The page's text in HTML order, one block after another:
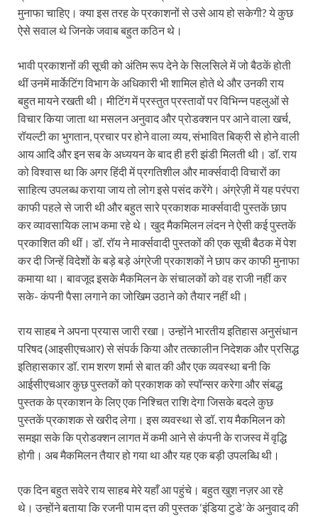
मुनाफा चाहिए। क्या इस तरह के प्रकाशनों से उसे आय हो सकेगी? ये कुछ
ऐसे सवाल थे जिनके जवाब बहुत कठिन थे।
भावी प्रकाशनों की सूची को अंतिम रूप देने के सिलसिले में जो बैठकें होती
थीं उनमें मार्केटिंग विभाग के अधिकारी भी शामिल होते थे और उनकी राय
बहुत मायने रखती थी। मीटिंग में प्रस्तुत प्रस्तावों पर विभिन्न पहलुओं से
विचार किया जाता था मसलन अनुवाद और प्रोडक्शन पर आने वाला खर्च,
रॉयल्टी का भुगतान, प्रचार पर होने वाला व्यय, संभावित बिक्री से होने वाली
आय आदि और इन सब के अध्ययन के बाद ही हरी झंडी मिलती थी। डॉ. राय
को विश्वास था कि अगर हिंदी में प्रगतिशील और मार्क्सवादी विचारों का
साहित्य उपलब्ध कराया जाय तो लोग इसे पसंद करेंगे। अंग्रेज़ी में यह परंपरा
काफी पहले से जारी थी और बहुत सारे प्रकाशक मार्क्सवादी पुस्तकें छाप
कर व्यावसायिक लाभ कमा रहे थे। खुद मैकमिलन लंदन ने ऐसी कई पुस्तकें
प्रकाशित की थीं। डॉ. रॉय ने मार्क्सवादी पुस्तकों की एक सूची बैठक में पेश
कर दी जिन्हें विदेशों के बड़े बड़े अंग्रेजी प्रकाशकों ने छाप कर काफी मुनाफा
कमाया था। बावजूद इसके मैकमिलन के संचालकों को वह राजी नहीं कर
सके- कंपनी पैसा लगाने का जोखिम उठाने को तैयार नहीं थी।
राय साहब ने अपना प्रयास जारी रखा। उन्होंने भारतीय इतिहास अनुसंधान
परिषद (आइसीएचआर) से संपर्क किया और तत्कालीन निदेशक और प्रसिद्ध
इतिहासकार डॉ. राम शरण शर्मा से बात की और एक व्यवस्था बनी कि
आईसीएचआर कुछ पुस्तकों को प्रकाशक को स्पॉन्सर करेगा और संबद्ध
पुस्तक के प्रकाशन के लिए एक निश्चित राशि देगा जिसके बदले कुछ
पुस्तकें प्रकाशक से खरीद लेगा। इस व्यवस्था से डॉ. राय मैकमिलन को
समझा सके कि प्रोडक्शन लागत में कमी आने से कंपनी के राजस्व में वृद्धि
होगी। अब मैकमिलन तैयार हो गया था और यह एक बड़ी उपलब्धि थी।
एक दिन बहुत सवेरे राय साहब मेरे यहाँ आ पहुंचे। बहुत खुश नज़र आ रहे
थे। उन्होंने बताया कि रजनी पाम दत्त की पुस्तक ‘इंडिया टुडे’ के अनुवाद की